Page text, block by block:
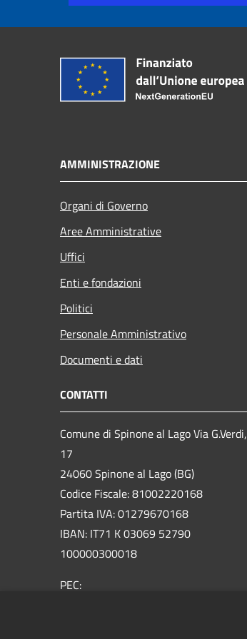
AMMINISTRAZIONE
Organi di Governo
Aree Amministrative
Uffici
Enti e fondazioni
Politici
Personale Amministrativo
Documenti e dati
CONTATTI
Comune di Spinone al Lago Via G.Verdi,
17
24060 Spinone al Lago (BG)
Codice Fiscale: 81002220168
Partita IVA: 01279670168
IBAN: IT71 K 03069 52790
100000300018
PEC: